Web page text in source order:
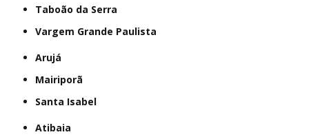
Taboão da Serra
Vargem Grande Paulista
Arujá
Mairiporã
Santa Isabel
Atibaia